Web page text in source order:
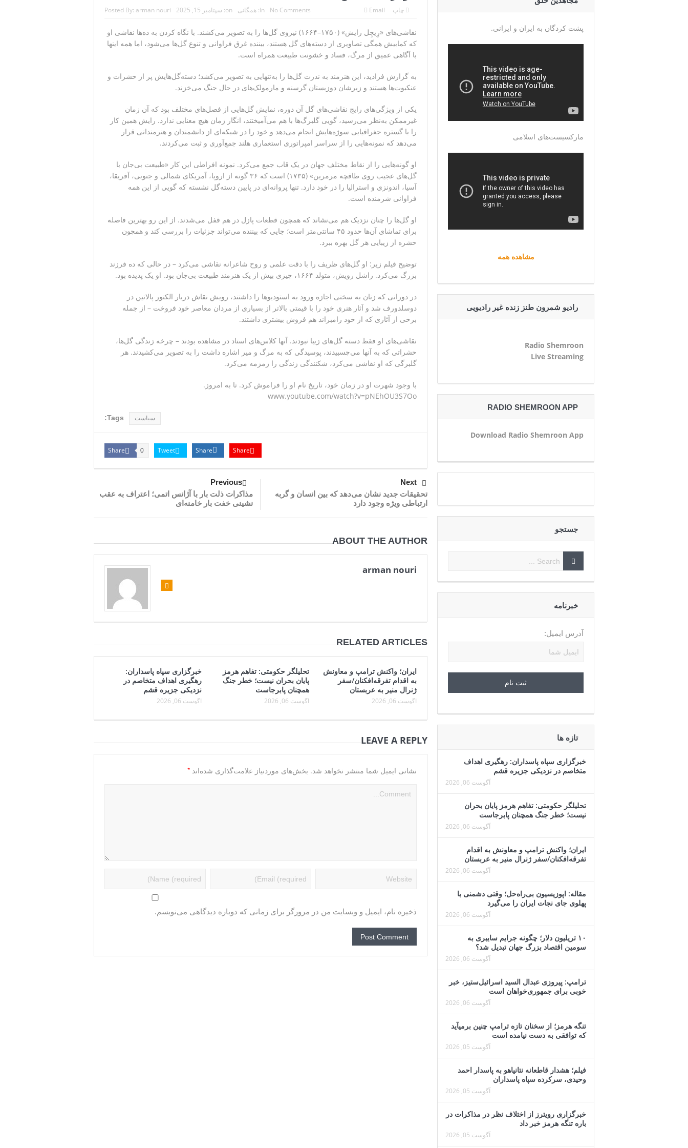
ترامپ: پیروزی عبدال السید اسرائیل‌ستیز، خبر خوبی برای جمهوری‌خواهان است
تنگه هرمز؛ از سخنان تازه ترامپ چنین برمیآید که توافقی به دست نیامده است
فیلم؛ هشدار قاطعانه نتانیاهو به پاسدار احمد وحیدی، سرکرده سپاه پاسداران
سنتکام: ما همچنان به اعمال محاصره علیه رژیم ایران ادامه می‌دهیم
Posted By: arman nouri on: سپتامبر 15, 2025 In: همگانی No Comments چاپ Email
نقاشی‌های «رِیچِل رایش» (۱۷۵۰–۱۶۶۴) نیروی گل‌ها را به تصویر می‌کشند. با نگاه کردن به ده‌ها نقاشی او
که کمابیش همگی تصاویری از دسته‌‌های گل هستند، بیننده غرق فراوانی و تنوع گل‌ها می‌شود، اما همه اینها
با آگاهی عمیق از مرگ، فساد و خشونت طبیعت همراه است.
به گزارش فرادید، این هنرمند به ندرت گل‌ها را به‌تنهایی به تصویر می‌کشد؛ دسته‌گل‌هایش پر از حشرات و
عنکبوت‌ها هستند و زیرشان دوزیستان گرسنه و مارمولک‌های در حال جنگ می‌خزند.
یکی از ویژگی‌های رایج نقاشی‌های گل آن دوره، نمایش گل‌هایی از فصل‌های مختلف بود که آن زمان
غیرممکن به‌نظر می‌رسید، گویی گلبرگ‌ها با هم می‌آمیختند، انگار زمان هیچ معنایی ندارد. رایش همین کار
را با گستره جغرافیایی سوژه‌هایش انجام می‌دهد و خود را در شبکه‌ای از دانشمندان و هنرمندانی قرار
می‌دهد که نمونه‌هایی را از سراسر امپراتوری استعماری هلند جمع‌آوری و ثبت می‌کردند.
او گونه‌هایی را از نقاط مختلف جهان در یک قاب جمع می‌کرد. نمونه افراطی این کار «طبیعت بی‌جان با
گل‌های عجیب روی طاقچه مرمرین» (۱۷۳۵) است که ۳۶ گونه از اروپا، آمریکای شمالی و جنوبی، آفریقا،
آسیا، اندونزی و استرالیا را در خود دارد. تنها پروانه‌ای در پایین دسته‌گل نشسته که گویی از این همه
فراوانی شرمنده است.
او گل‌ها را چنان نزدیک هم می‌نشاند که همچون قطعات پازل در هم قفل می‌شدند. از این رو بهترین فاصله
برای تماشای آن‌ها حدود ۴۵ سانتی‌متر است؛ جایی که بیننده می‌تواند جزئیات را بررسی کند و همچون
حشره از زیبایی هر گل بهره ببرد.
توضیح فیلم زیر: او گل‌های ظریف را با دقت علمی و روح شاعرانه نقاشی می‌کرد – در حالی که ده فرزند
بزرگ می‌کرد. راشل رویش، متولد ۱۶۶۴، چیزی بیش از یک هنرمند طبیعت بی‌جان بود. او یک پدیده بود.
در دورانی که زنان به سختی اجازه ورود به استودیوها را داشتند، رویش نقاش دربار الکتور پالاتین در
دوسلدورف شد و آثار هنری خود را با قیمتی بالاتر از بسیاری از مردان معاصر خود فروخت – از جمله
برخی از آثاری که از خود رامبراند هم فروش بیشتری داشتند.
نقاشی‌های او فقط دسته گل‌های زیبا نبودند. آنها کلاس‌های استاد در مشاهده بودند – چرخه زندگی گل‌ها،
حشراتی که به آنها می‌چسبیدند، پوسیدگی که به مرگ و میر اشاره داشت را به تصویر می‌کشیدند. هر
گلبرگی که او نقاشی می‌کرد، شکنندگی زندگی را زمزمه می‌کرد.
با وجود شهرت او در زمان خود، تاریخ نام او را فراموش کرد. تا به امروز.
www.youtube.com/watch?v=pNEhOU3S7Oo
Tags: سیاست
Share 0 Tweet Share Share
Previous
مذاکرات ذلت بار با آژانس اتمی؛ اعتراف به عقب
نشینی خفت بار خامنه‌ای
Next
تحقیقات جدید نشان می‌دهد که بین انسان و گربه
ارتباطی ویژه وجود دارد
ABOUT THE AUTHOR
arman nouri
RELATED ARTICLES
خبرگزاری سپاه پاسداران:
رهگیری اهداف متخاصم در
نزدیکی جزیره قشم
آگوست 06, 2026
تحلیلگر حکومتی: تفاهم هرمز
پایان بحران نیست؛ خطر جنگ
همچنان پابرجاست
آگوست 06, 2026
ایران؛ واکنش ترامپ و معاونش
به اقدام تفرقه‌افکنان/سفر
ژنرال منیر به عربستان
آگوست 06, 2026
LEAVE A REPLY
نشانی ایمیل شما منتشر نخواهد شد. بخش‌های موردنیاز علامت‌گذاری شده‌اند *
ذخیره نام، ایمیل و وبسایت من در مرورگر برای زمانی که دوباره دیدگاهی می‌نویسم.
پشت کردگان به ایران و ایرانی.
مارکسیست‌های اسلامی
مشاهده همه
رادیو شمرون طنز زنده غیر رادیویی
Radio Shemroon
Live Streaming
RADIO SHEMROON APP
Download Radio Shemroon App
جستجو
خبرنامه
آدرس ایمیل:
تازه ها
خبرگزاری سپاه پاسداران: رهگیری اهداف
متخاصم در نزدیکی جزیره قشم
آگوست 06, 2026
تحلیلگر حکومتی: تفاهم هرمز پایان بحران
نیست؛ خطر جنگ همچنان پابرجاست
آگوست 06, 2026
ایران؛ واکنش ترامپ و معاونش به اقدام
تفرقه‌افکنان/سفر ژنرال منیر به عربستان
آگوست 06, 2026
مقاله: اپوزیسیون بی‌راه‌حل؛ وقتی دشمنی با
پهلوی جای نجات ایران را می‌گیرد
آگوست 06, 2026
۱۰ تریلیون دلار؛ چگونه جرایم سایبری به
سومین اقتصاد بزرگ جهان تبدیل شد؟
آگوست 06, 2026
ترامپ: پیروزی عبدال السید اسرائیل‌ستیز، خبر
خوبی برای جمهوری‌خواهان است
آگوست 06, 2026
تنگه هرمز؛ از سخنان تازه ترامپ چنین برمیآید
که توافقی به دست نیامده است
آگوست 05, 2026
فیلم؛ هشدار قاطعانه نتانیاهو به پاسدار احمد
وحیدی، سرکرده سپاه پاسداران
آگوست 05, 2026
خبرگزاری رویترز از اختلاف نظر در مذاکرات در
باره تنگه هرمز خبر داد
آگوست 05, 2026